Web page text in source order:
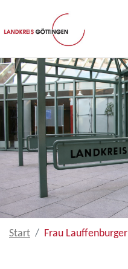
Zum Hauptinhalt springen
Start Frau Lauffenburger